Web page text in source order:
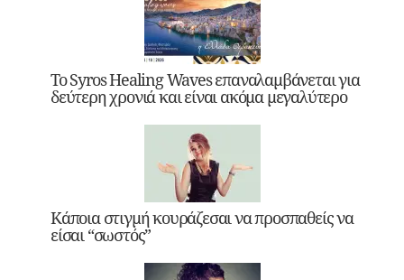
Το Syros Healing Waves επαναλαμβάνεται για
δεύτερη χρονιά και είναι ακόμα μεγαλύτερο
Κάποια στιγμή κουράζεσαι να προσπαθείς να
είσαι “σωστός”